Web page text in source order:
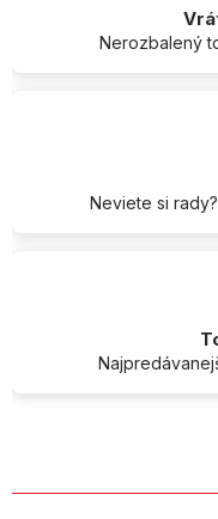
Nerozbalený
Neviete si